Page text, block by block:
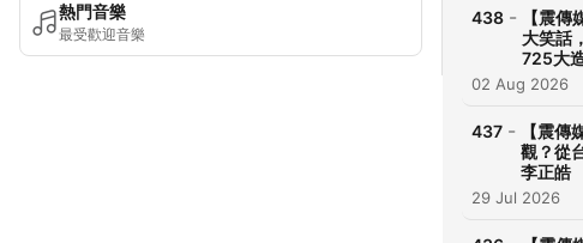
熱門音樂
最受歡迎音樂
438 -
【震
大笑話
725大
02 Aug 2026
437 -
【震
觀？從
李正皓
29 Jul 2026